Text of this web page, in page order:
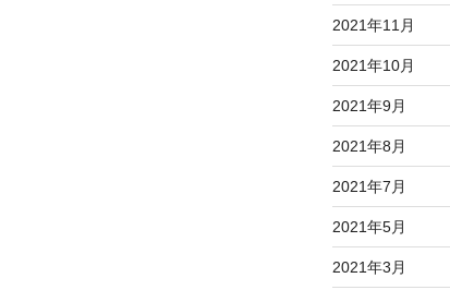
2021年11月
2021年10月
2021年9月
2021年8月
2021年7月
2021年5月
2021年3月